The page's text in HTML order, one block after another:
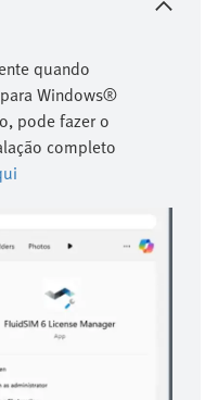
quando
Windows®
pode fazer o
completo